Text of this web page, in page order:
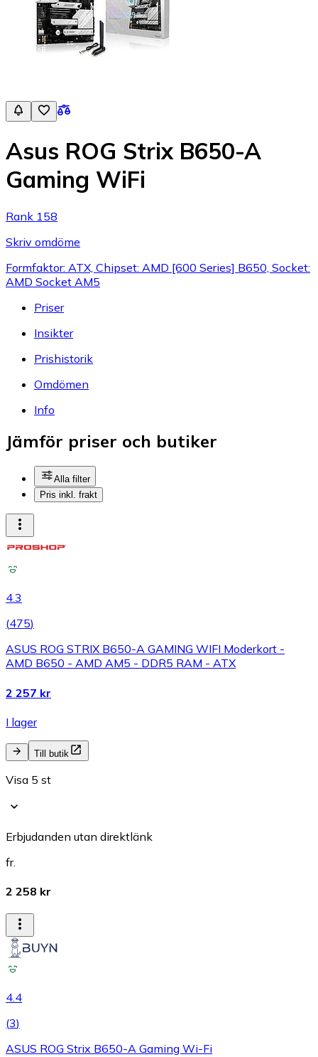
Asus ROG Strix B650-A
Gaming WiFi
Rank 158
Skriv omdöme
Formfaktor: ATX, Chipset: AMD [600 Series] B650, Socket:
AMD Socket AM5
Priser
Insikter
Prishistorik
Omdömen
Info
Jämför priser och butiker
Alla filter
Pris inkl. frakt
4.3
(475)
ASUS ROG STRIX B650-A GAMING WIFI Moderkort -
AMD B650 - AMD AM5 - DDR5 RAM - ATX
2 257 kr
I lager
Till butik
Visa 5 st
Erbjudanden utan direktlänk
fr.
2 258 kr
4.4
(3)
ASUS ROG Strix B650-A Gaming Wi-Fi